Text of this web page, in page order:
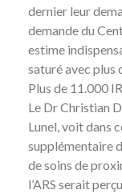
dernier leur
demande du
estime
saturé avec plus
Plus de 11.000
Le Dr Christian
Lunel, voit dans
supplémentaire
de soins de
l’ARS serait